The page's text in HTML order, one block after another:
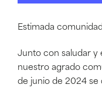
Estimada
Junto con saludar y
nuestro agrado
de junio de 2024 se